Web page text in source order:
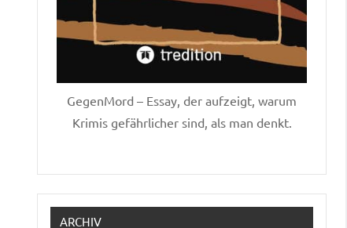
GegenMord – Essay, der aufzeigt, warum
Krimis gefährlicher sind, als man denkt.
ARCHIV